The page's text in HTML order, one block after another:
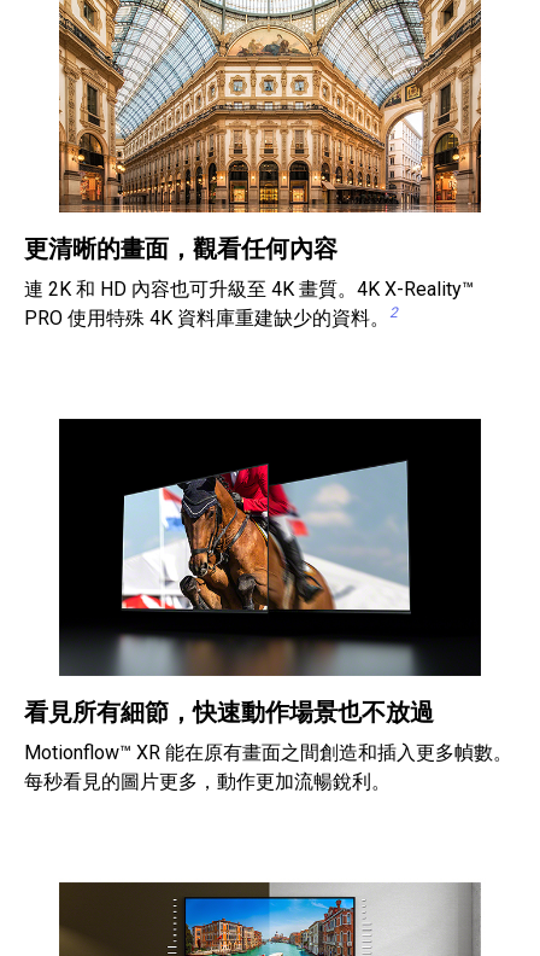
更清晰的畫面，觀看任何內容
連 2K 和 HD 內容也可升級至 4K 畫質。4K X-Reality™
PRO 使用特殊 4K 資料庫重建缺少的資料。
2
看見所有細節，快速動作場景也不放過
Motionflow™ XR 能在原有畫面之間創造和插入更多幀數。
每秒看見的圖片更多，動作更加流暢銳利。